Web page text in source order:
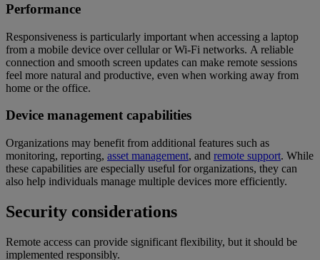
Performance
Responsiveness is particularly important when accessing a laptop
from a mobile device over cellular or Wi-Fi networks. A reliable
connection and smooth screen updates can make remote sessions
feel more natural and productive, even when working away from
home or the office.
Device management capabilities
Organizations may benefit from additional features such as
monitoring, reporting, asset management, and remote support. While
these capabilities are especially useful for organizations, they can
also help individuals manage multiple devices more efficiently.
Security considerations
Remote access can provide significant flexibility, but it should be
implemented responsibly.